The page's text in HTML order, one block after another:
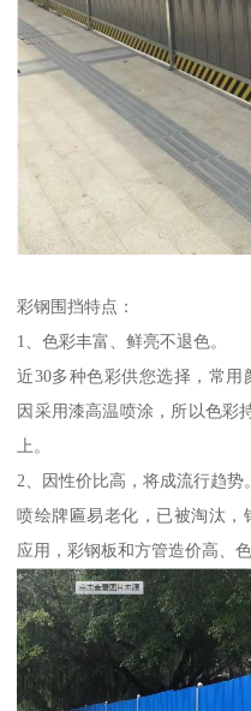
彩钢围挡特点：
1、色彩丰富、鲜亮不退色。
近30多种色彩供您选择，常用
因采用漆高温喷涂，所以色彩
上。
2、因性价比高，将成流行趋势
喷绘牌匾易老化，已被淘汰，
应用，彩钢板和方管造价高、